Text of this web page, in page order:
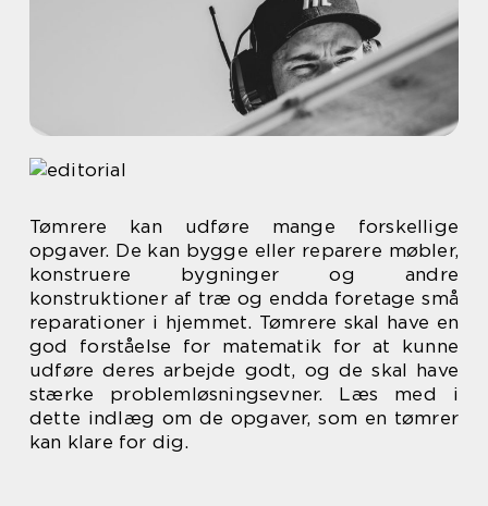
Tømrere kan udføre mange forskellige
opgaver. De kan bygge eller reparere møbler,
konstruere bygninger og andre
konstruktioner af træ og endda foretage små
reparationer i hjemmet. Tømrere skal have en
god forståelse for matematik for at kunne
udføre deres arbejde godt, og de skal have
stærke problemløsningsevner. Læs med i
dette indlæg om de opgaver, som en tømrer
kan klare for dig.